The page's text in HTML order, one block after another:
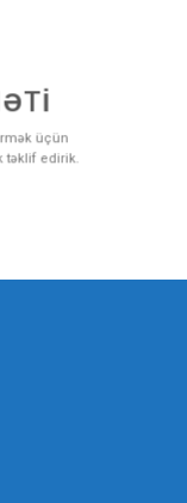
üçün
təklif edirik.